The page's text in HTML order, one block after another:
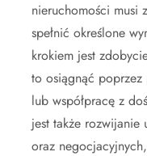
nieruchomości musi
spełnić określone
krokiem jest
to osiągnąć
lub współpracę z
jest także rozwijanie
oraz